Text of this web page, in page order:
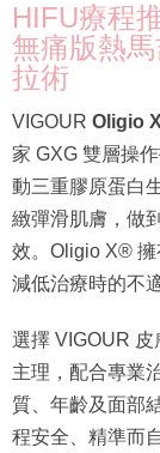
HIFU療程
無痛版熱
拉術
VIGOUR Oligio
家 GXG 雙層操
動三重膠原蛋白
緻彈滑肌膚，做到
效。Oligio X® 擁
減低治療時的不
選擇 VIGOUR
主理，配合專業
質、年齡及面部
程安全、精準而